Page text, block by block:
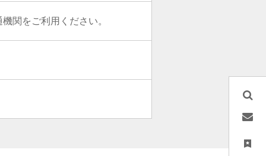
関をご利用ください。